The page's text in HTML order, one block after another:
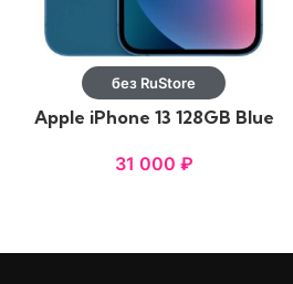
без RuStore
Apple iPhone 13 128GB Blue
31 000 ₽